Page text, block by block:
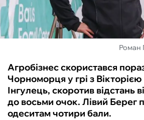
БУКМЕКЕРИ
Роман
Агробізнес скористався
Чорноморця у грі з
Інгулець, скоротив відстань
до восьми очок. Лівий Берег
одеситам чотири бали.